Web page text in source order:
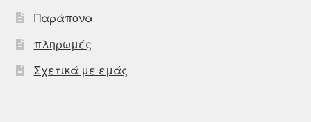
Παράπονα
πληρωμές
Σχετικά με εμάς